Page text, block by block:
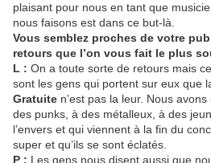
plaisant pour nous en tant que
nous faisons est dans ce but-là.
Vous semblez proches de votre
retours que l’on vous fait le plus
L : On a toute sorte de retours mais
sont les gens qui portent sur eux que
Gratuite n’est pas la leur. Nous
des punks, à des métalleux, à des
l’envers et qui viennent à la fin du
super et qu’ils se sont éclatés.
P : Les gens nous disent aussi que